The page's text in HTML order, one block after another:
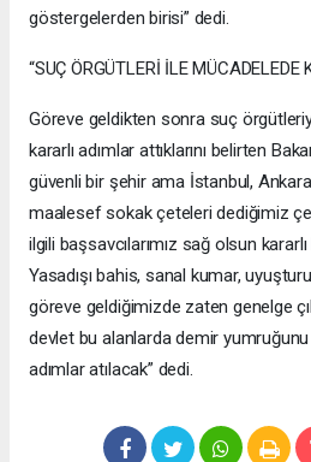
göstergelerden birisi” dedi.
“SUÇ ÖRGÜTLERİ İLE MÜCADELEDE
Göreve geldikten sonra suç
kararlı adımlar attıklarını belirten
güvenli bir şehir ama İstanbul,
maalesef sokak çeteleri dediğimiz
ilgili başsavcılarımız sağ olsun
Yasadışı bahis, sanal kumar,
göreve geldiğimizde zaten genelge
devlet bu alanlarda demir
adımlar atılacak” dedi.